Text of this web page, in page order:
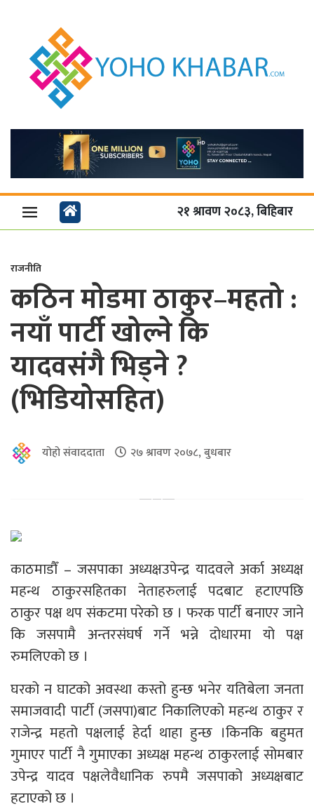
२१ श्रावण २०८३, बिहिबार
राजनीति
कठिन मोडमा ठाकुर–महतो :
नयाँ पार्टी खोल्ने कि
यादवसंगै भिड्ने ?
(भिडियोसहित)
योहो संवाददाता २७ श्रावण २०७८, बुधबार
काठमाडौँ – जसपाका अध्यक्षउपेन्द्र यादवले अर्का अध्यक्ष
महन्थ ठाकुरसहितका नेताहरुलाई पदबाट हटाएपछि
ठाकुर पक्ष थप संकटमा परेको छ । फरक पार्टी बनाएर जाने
कि जसपामै अन्तरसंघर्ष गर्ने भन्ने दोधारमा यो पक्ष
रुमलिएको छ ।
घरको न घाटको अवस्था कस्तो हुन्छ भनेर यतिबेला जनता
समाजवादी पार्टी (जसपा)बाट निकालिएको महन्थ ठाकुर र
राजेन्द्र महतो पक्षलाई हेर्दा थाहा हुन्छ ।किनकि बहुमत
गुमाएर पार्टी नै गुमाएका अध्यक्ष महन्थ ठाकुरलाई सोमबार
उपेन्द्र यादव पक्षलेवैधानिक रुपमै जसपाको अध्यक्षबाट
हटाएको छ ।